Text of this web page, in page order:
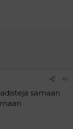
#1
samaan